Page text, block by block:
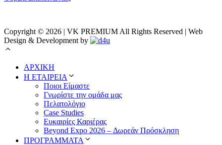
Copyright © 2026 | VK PREMIUM All Rights Reserved | Web
Design & Development by
ΑΡΧΙΚΗ
Η ΕΤΑΙΡΕΙΑ
Ποιοι Είμαστε
Γνωρίστε την ομάδα μας
Πελατολόγιο
Case Studies
Ευκαιρίες Καριέρας
Beyond Expo 2026 – Δωρεάν Πρόσκληση
ΠΡΟΓΡΑΜΜΑΤΑ